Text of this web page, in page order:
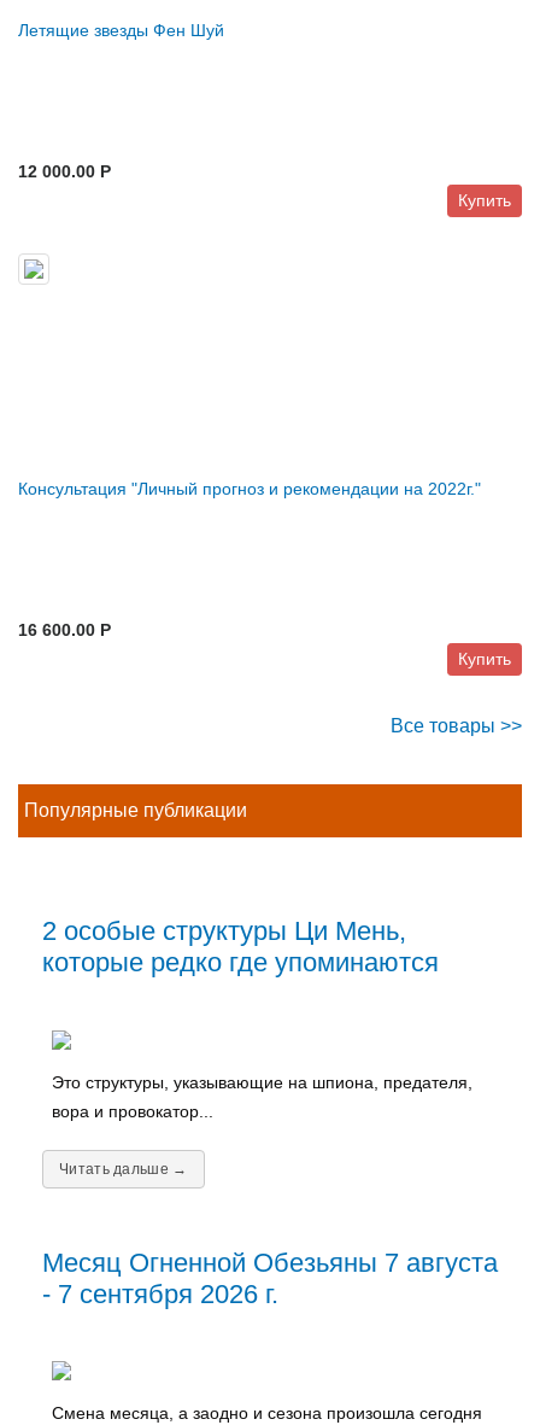
Летящие звезды Фен Шуй
12 000.00 P
Купить
Консультация "Личный прогноз и рекомендации на 2022г."
16 600.00 P
Купить
Все товары >>
Популярные публикации
2 особые структуры Ци Мень,
которые редко где упоминаются
Это структуры, указывающие на шпиона, предателя,
вора и провокатор...
Читать дальше →
Месяц Огненной Обезьяны 7 августа
- 7 сентября 2026 г.
Смена месяца, а заодно и сезона произошла сегодня